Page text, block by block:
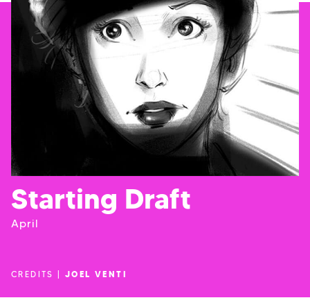
Starting Draft
April
CREDITS | JOEL VENTI